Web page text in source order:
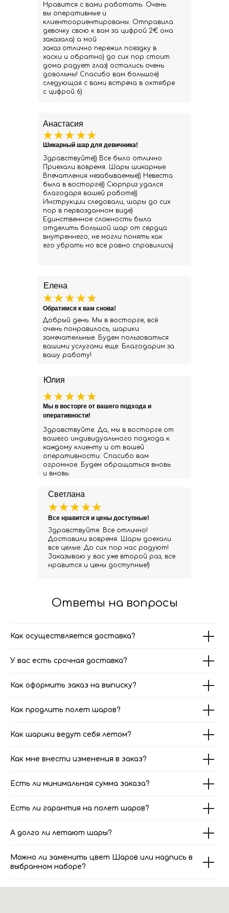
Юлия
Здравствуйте. Да, мы в восторге от
вашего индивидуального подхода к
каждому клиенту и от вашей
оперативности. Спасибо вам
огромное. Будем обращаться вновь
и вновь.
Мы в восторге от вашего подхода и
оперативности!
Светлана
Здравствуйте. Все отлично!
Доставили вовремя. Шары доехали
все целые. До сих пор нас радуют!
Заказываю у вас уже второй раз, все
нравится и цены доступные!)
Все нравится и цены доступные!
Елена
Добрый день. Мы в восторге, всё
очень понравилось, шарики
замечательные. Будем пользоваться
вашими услугами еще. Благодарим за
вашу работу!
Обратимся к вам снова!
Нравится с вами работать. Очень
вы оперативные и
клиентоориентированы. Отправила
девочку свою к вам за цифрой 2€ она
заказала) а мой
заказ отлично пережил поездку в
хаски и обратно) до сих пор стоит
дома радует глаз) остались очень
довольны! Спасибо вам большое)
следующая с вами встреча в октябре
с цифрой 6)
Анастасия
Здравствуйте)) Все было отлично
Приехали вовремя. Шары шикарные
Впечатления незабываемые)) Невеста
была в восторге)) Сюрприз удался
благодаря вашей работе))
Инструкции следовали, шары до сих
пор в первозданном виде)
Единственное сложность была
отделить большой шар от сердца
внутреннего, не могли понять как
его убрать но все равно справились)
Шикарный шар для девичника!
Ответы на вопросы
Как осуществляется доставка?
У вас есть срочная доставка?
Как оформить заказ на выписку?
Как продлить полет шаров?
Как шарики ведут себя летом?
Как мне внести изменения в заказ?
Есть ли минимальная сумма заказа?
Есть ли гарантия на полет шаров?
А долго ли летают шары?
Можно ли заменить цвет Шаров или надпись в
выбранном наборе?